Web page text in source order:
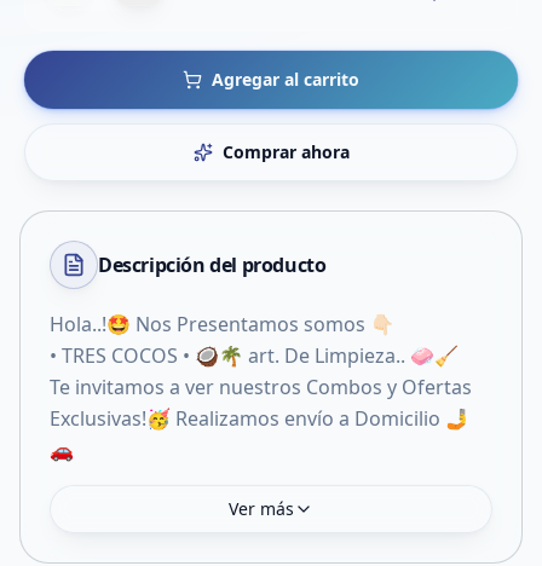
Agregar al carrito
Comprar ahora
Descripción del producto
Hola..!🤩 Nos Presentamos somos 👇🏻
• TRES COCOS • 🥥🌴 art. De Limpieza.. 🧼🧹
Te invitamos a ver nuestros Combos y Ofertas
Exclusivas!🥳 Realizamos envío a Domicilio 🤳
🚗
Ver más